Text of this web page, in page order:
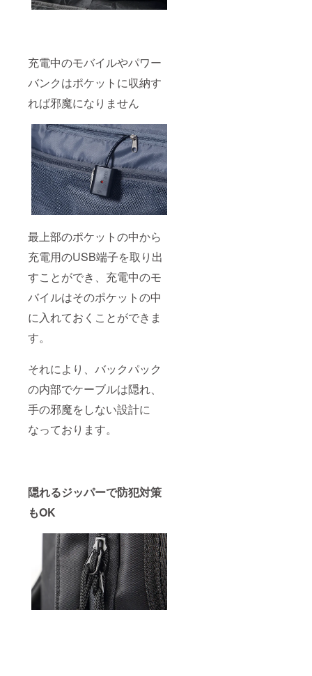
充電中のモバイルやパワー
バンクはポケットに収納す
れば邪魔になりません
最上部のポケットの中から
充電用のUSB端子を取り出
すことができ、充電中のモ
バイルはそのポケットの中
に入れておくことができま
す。
それにより、バックパック
の内部でケーブルは隠れ、
手の邪魔をしない設計に
なっております。
隠れるジッパーで防犯対策
もOK